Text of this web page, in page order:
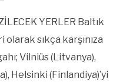
YERLER Baltık
sıkça karşınıza
Vilniüs (Litvanya),
Helsinki (Finlandiya)’yi